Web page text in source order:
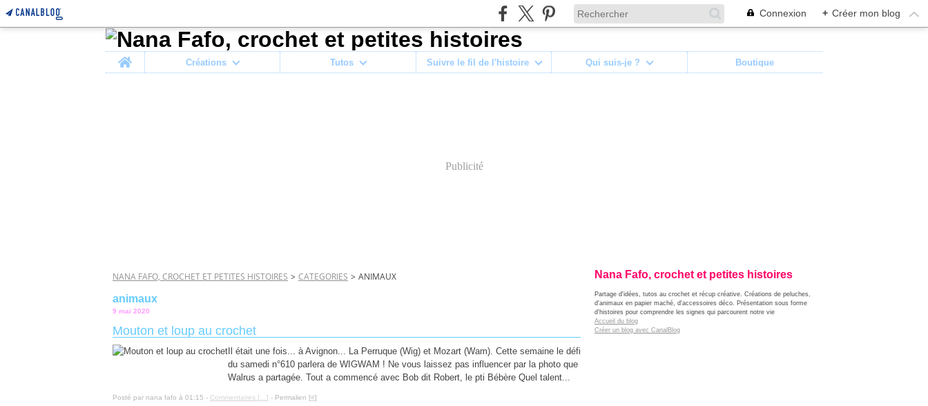
Connexion + Créer mon blog
Home
Créations Tutos Suivre le fil de l'histoire Qui suis-je ? Boutique
Publicité
NANA FAFO, CROCHET ET PETITES HISTOIRES > CATEGORIES > ANIMAUX
animaux
9 mai 2020
Mouton et loup au crochet
Il était une fois... à Avignon... La Perruque (Wig) et Mozart (Wam). Cette semaine le défi
du samedi n°610 parlera de WIGWAM ! Ne vous laissez pas influencer par la photo que
Walrus a partagée. Tout a commencé avec Bob dit Robert, le pti Bébère Quel talent...
Posté par nana fafo à 01:15 - Commentaires [ ] - Permalien [#]
Nana Fafo, crochet et petites histoires
Partage d'idées, tutos au crochet et récup créative. Créations de peluches,
d'animaux en papier maché, d'accessoires déco. Présentation sous forme
d'histoires pour comprendre les signes qui parcourent notre vie
Accueil du blog
Créer un blog avec CanalBlog